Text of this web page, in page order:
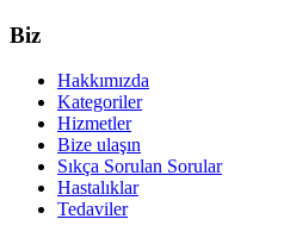
Biz
Hakkımızda
Kategoriler
Hizmetler
Bize ulaşın
Sıkça Sorulan Sorular
Hastalıklar
Tedaviler